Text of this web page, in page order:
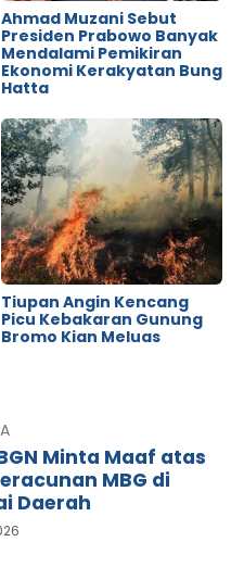
Ahmad Muzani Sebut
Presiden Prabowo Banyak
Mendalami Pemikiran
Ekonomi Kerakyatan Bung
Hatta
Tiupan Angin Kencang
Picu Kebakaran Gunung
Bromo Kian Meluas
Minta Maaf atas
MBG di
Daerah